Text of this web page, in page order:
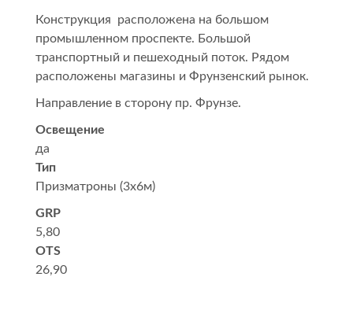
Конструкция расположена на большом
промышленном проспекте. Большой
транспортный и пешеходный поток. Рядом
расположены магазины и Фрунзенский рынок.
Направление в сторону пр. Фрунзе.
Освещение
да
Тип
Призматроны (3x6м)
GRP
5,80
OTS
26,90